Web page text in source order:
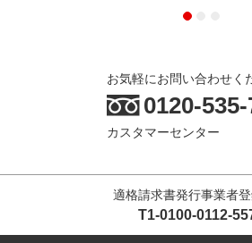
お気軽にお問い合わせく
0120-
カスタマーセンター
適格請求書発行事業者
T1-0100-0112-